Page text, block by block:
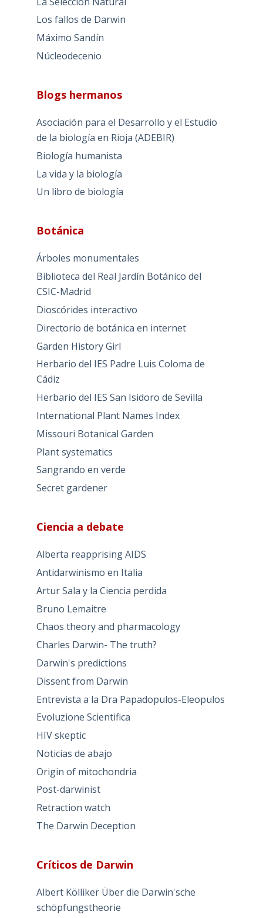
Los fallos de Darwin
Máximo Sandín
Núcleodecenio
Blogs hermanos
Asociación para el Desarrollo y el Estudio
de la biología en Rioja (ADEBIR)
Biología humanista
La vida y la biología
Un libro de biología
Botánica
Árboles monumentales
Biblioteca del Real Jardín Botánico del
CSIC-Madrid
Dioscórides interactivo
Directorio de botánica en internet
Garden History Girl
Herbario del IES Padre Luis Coloma de
Cádiz
Herbario del IES San Isidoro de Sevilla
International Plant Names Index
Missouri Botanical Garden
Plant systematics
Sangrando en verde
Secret gardener
Ciencia a debate
Alberta reapprising AIDS
Antidarwinismo en Italia
Artur Sala y la Ciencia perdida
Bruno Lemaitre
Chaos theory and pharmacology
Charles Darwin- The truth?
Darwin's predictions
Dissent from Darwin
Entrevista a la Dra Papadopulos-Eleopulos
Evoluzione Scientifica
HIV skeptic
Noticias de abajo
Origin of mitochondria
Post-darwinist
Retraction watch
The Darwin Deception
Críticos de Darwin
Albert Kölliker Über die Darwin'sche
schöpfungstheorie